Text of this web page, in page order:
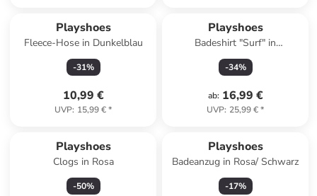
Playshoes
Fleece-Hose in Dunkelblau
-31%
10,99 €
UVP: 15,99 €*
Playshoes
Badeshirt "Surf" in
Dunkelblau/ Bunt
-34%
ab: 16,99 €
UVP: 25,99 €*
Playshoes
Clogs in Rosa
-50%
Playshoes
Badeanzug in Rosa/ Schwarz
-17%